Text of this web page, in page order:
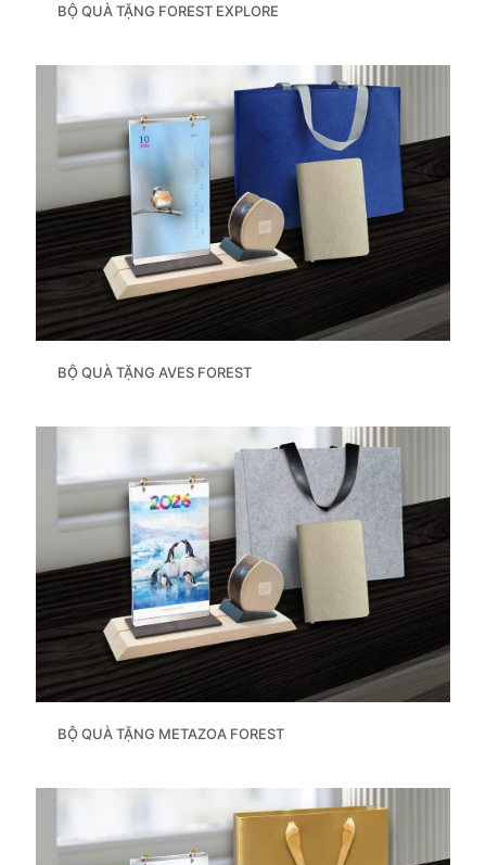
BỘ QUÀ TẶNG FOREST EXPLORE
BỘ QUÀ TẶNG AVES FOREST
BỘ QUÀ TẶNG METAZOA FOREST